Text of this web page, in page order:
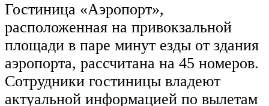
Гостиница «Аэропорт»,
расположенная на привокзальной
площади в паре минут езды от здания
аэропорта, рассчитана на 45 номеров.
Сотрудники гостиницы владеют
актуальной информацией по вылетам